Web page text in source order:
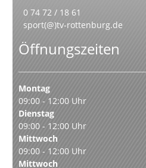
0 74 72 / 18 61
sport(@)tv-rottenburg.de
Öffnungszeiten
Montag
09:00 - 12:00 Uhr
Dienstag
09:00 - 12:00 Uhr
Mittwoch
09:00 - 12:00 Uhr
Mittwoch